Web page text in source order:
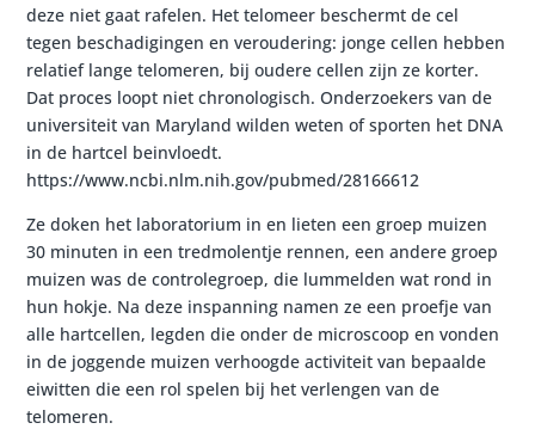
deze niet gaat rafelen. Het telomeer beschermt de cel
tegen beschadigingen en veroudering: jonge cellen hebben
relatief lange telomeren, bij oudere cellen zijn ze korter.
Dat proces loopt niet chronologisch. Onderzoekers van de
universiteit van Maryland wilden weten of sporten het DNA
in de hartcel beinvloedt.
https://www.ncbi.nlm.nih.gov/pubmed/28166612
Ze doken het laboratorium in en lieten een groep muizen
30 minuten in een tredmolentje rennen, een andere groep
muizen was de controlegroep, die lummelden wat rond in
hun hokje. Na deze inspanning namen ze een proefje van
alle hartcellen, legden die onder de microscoop en vonden
in de joggende muizen verhoogde activiteit van bepaalde
eiwitten die een rol spelen bij het verlengen van de
telomeren.